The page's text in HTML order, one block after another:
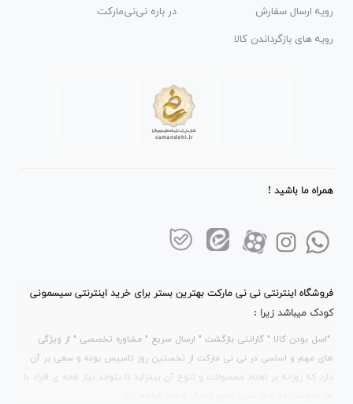
رویه ارسال سفارش
رویه های بازگرداندن کالا
در باره نی‌نی‌مارکت
همراه ما باشید !
فروشگاه اینترنتی نی نی مارکت بهترین بستر برای خرید اینترنتی سیسمونی
کودک میباشد زیرا :
"اصل بودن کالا " گارانتی بازگشت " ارسال سریع " مشاوره تخصصی " از ویژگی
های مهم و اساسی در نی نی مارکت از نخستین روز تاسیس بوده و سعی بر آن
دارد که روزانه بر تعداد محصولات و تنوع آن بیفزاید تا بتواند نیاز همه ی افراد با